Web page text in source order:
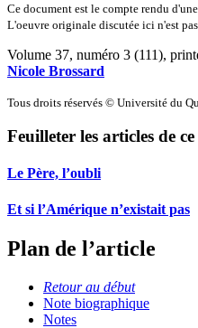
Ce document est le compte rendu
L'oeuvre originale discutée ici n'est
Volume 37, numéro 3 (111),
Nicole Brossard
Tous droits réservés © Université du
Feuilleter les articles de
Le Père, l’oubli
Et si l’Amérique n’existait pas
Plan de l’article
Retour au début
Note biographique
Notes